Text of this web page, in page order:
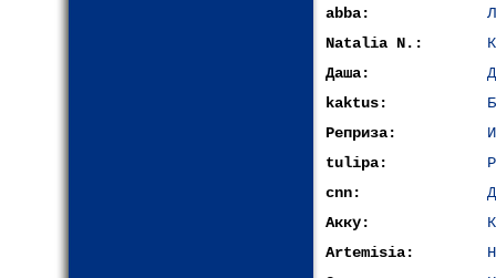
abba:
Natalia N.:
Даша:
kaktus:
Реприза:
tulipa:
cnn:
Акку:
Artemisia: